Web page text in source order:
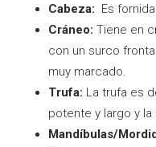
Cabeza: Es
Cráneo: Tiene en
con un surco
muy marcado.
Trufa: La trufa es
potente y largo y la
Mandíbulas/